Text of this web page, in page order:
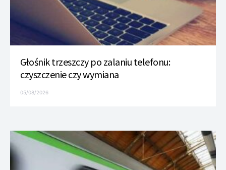
Głośnik trzeszczy po zalaniu telefonu:
czyszczenie czy wymiana
05/08/2026